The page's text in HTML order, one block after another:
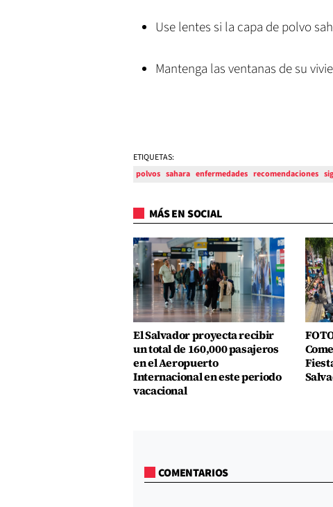
Use lentes si la capa de polvo
Mantenga las ventanas de su
ETIQUETAS:
polvos sahara enfermedades recomendaciones
MÁS EN SOCIAL
El Salvador proyecta recibir
un total de 160,000 pasajeros
en el Aeropuerto
Internacional en este periodo
vacacional
COMENTARIOS